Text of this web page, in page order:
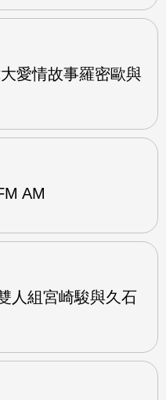
愛情故事羅密歐與
AM
人組宮崎駿與久石